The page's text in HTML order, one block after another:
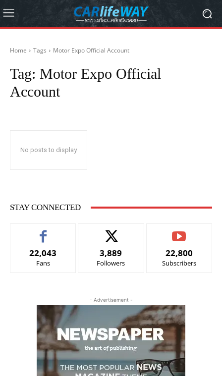
Home Tags Motor Expo Official Account
Tag: Motor Expo Official
Account
No posts to display
STAY CONNECTED
22,043
Fans
3,889
Followers
22,800
Subscribers
- Advertisement -